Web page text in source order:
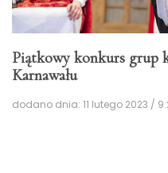
Piątkowy konkurs grup
Karnawału
dodano dnia: 11 lutego 2023 /